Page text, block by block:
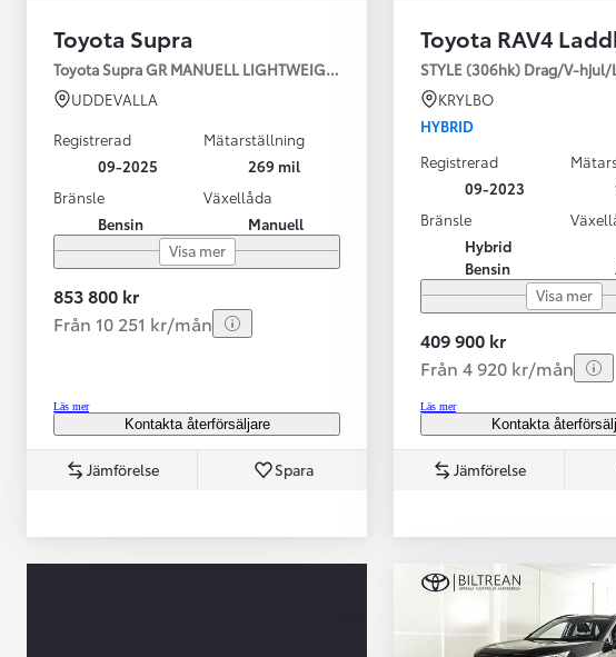
Från 599 900 kr
HYBRID
Toyota Supra
Toyota Supra GR MANUELL LIGHTWEIGHT EVO / OMG LEV! MOMSBIL!
UDDEVALLA
Registrerad
09-2025
Mätarställning
269 mil
Bränsle
Bensin
Växellåda
Manuell
Visa mer
853 800 kr
Från 10 251 kr/mån
Läs mer
Kontakta återförsäljare
Jämförelse Spara
Toyota RAV4
STYLE (306hk) Drag/V-
KRYLBO
HYBRID
Registrerad
09-2023
Bränsle
Hybrid
Bensin
Visa mer
409 900 kr
Från 4 920 kr/mån
Läs mer
Kontakta
Jämförelse